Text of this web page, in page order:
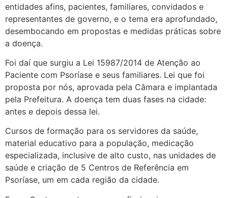
entidades afins, pacientes, familiares, convidados e
representantes de governo, e o tema era aprofundado,
desembocando em propostas e medidas práticas sobre
a doença.
Foi daí que surgiu a Lei 15987/2014 de Atenção ao
Paciente com Psoríase e seus familiares. Lei que foi
proposta por nós, aprovada pela Câmara e implantada
pela Prefeitura. A doença tem duas fases na cidade:
antes e depois dessa lei.
Cursos de formação para os servidores da saúde,
material educativo para a população, medicação
especializada, inclusive de alto custo, nas unidades de
saúde e criação de 5 Centros de Referência em
Psoríase, um em cada região da cidade.